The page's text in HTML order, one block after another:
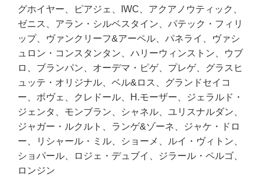
グホイヤー、ピアジェ、IWC、アクアノウティック、
ゼニス、アラン・シルベスタイン、パテック・フィリ
ップ、ヴァンクリーフ&アーペル、パネライ、ヴァシ
ュロン・コンスタンタン、ハリーウィンストン、ウブ
ロ、ブランパン、オーデマ・ピゲ、プレゲ、グラスヒ
ュッテ・オリジナル、ベル&ロス、グランドセイコ
ー、ボヴェ、クレドール、H.モーザー、ジェラルド・
ジェンタ、モンブラン、シャネル、ユリスナルダン、
ジャガー・ルクルト、ランゲ&ゾーネ、ジャケ・ドロ
ー、リシャール・ミル、ショーメ、ルイ・ヴィトン、
ショパール、ロジェ・デュブイ、ジラール・ペルゴ、
ロンジン